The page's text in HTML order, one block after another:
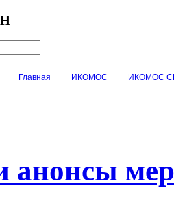
Главная ИКОМОС ИКОМОС
анонсы